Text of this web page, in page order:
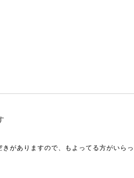
がありますので、もよってる方がいら